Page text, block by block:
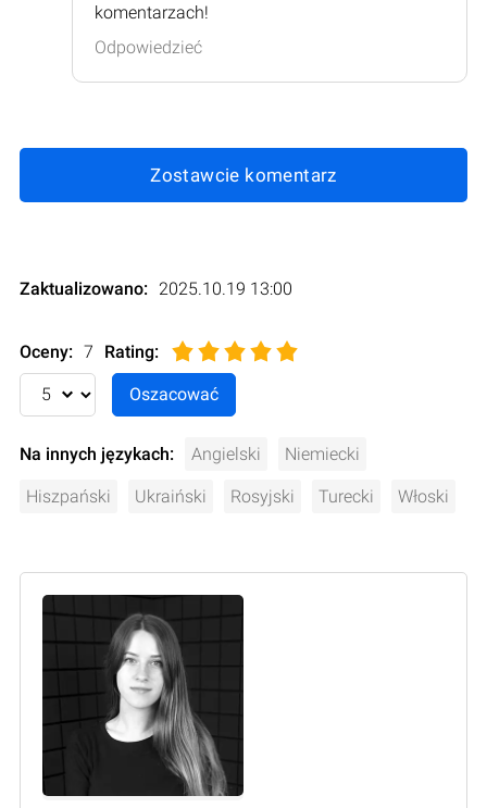
komentarzach!
Odpowiedzieć
Zostawcie komentarz
Zaktualizowano: 2025.10.19 13:00
Oceny: 7 Rating:
Na innych językach: Angielski Niemiecki
Hiszpański Ukraiński Rosyjski Turecki Włoski